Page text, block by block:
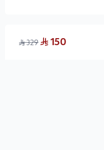
150
329